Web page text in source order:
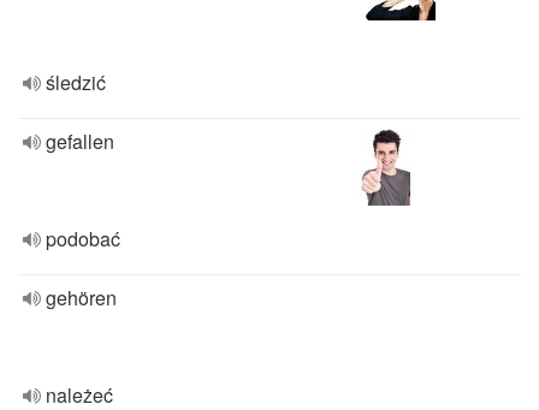
śledzić
gefallen
podobać
gehören
należeć